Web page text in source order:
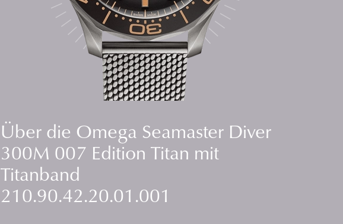
Über die Omega Seamaster Diver
300M 007 Edition Titan mit
Titanband
210.90.42.20.01.001